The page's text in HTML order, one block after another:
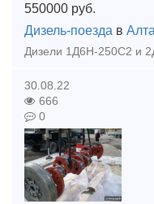
550000 руб.
Дизель-поезда в
30.08.22
666
0